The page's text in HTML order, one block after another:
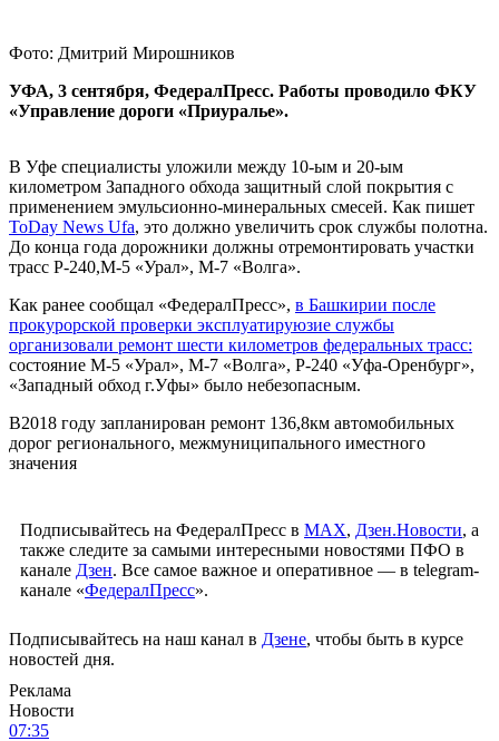
Фото: Дмитрий Мирошников
УФА, 3 сентября, ФедералПресс. Работы проводило ФКУ
«Управление дороги «Приуралье».
В Уфе специалисты уложили между 10-ым и 20-ым
километром Западного обхода защитный слой покрытия с
применением эмульсионно-минеральных смесей. Как пишет
ToDay News Ufa, это должно увеличить срок службы полотна.
До конца года дорожники должны отремонтировать участки
трасс Р-240,М-5 «Урал», М-7 «Волга».
Как ранее сообщал «ФедералПресс», в Башкирии после
прокурорской проверки эксплуатируюзие службы
организовали ремонт шести километров федеральных трасс:
состояние М-5 «Урал», М-7 «Волга», Р-240 «Уфа-Оренбург»,
«Западный обход г.Уфы» было небезопасным.
В2018 году запланирован ремонт 136,8км автомобильных
дорог регионального, межмуниципального иместного
значения
Подписывайтесь на ФедералПресс в МАХ, Дзен.Новости, а
также следите за самыми интересными новостями ПФО в
канале Дзен. Все самое важное и оперативное — в telegram-
канале «ФедералПресс».
Подписывайтесь на наш канал в Дзене, чтобы быть в курсе
новостей дня.
Реклама
Новости
07:35